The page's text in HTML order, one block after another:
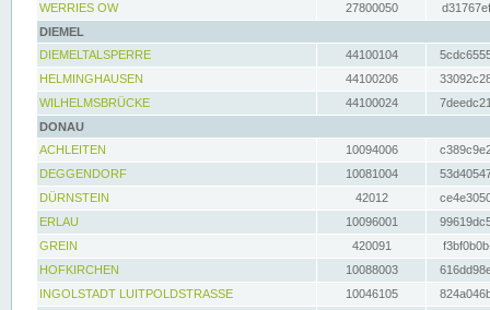
WERRIES OW
27800050
DIEMEL
DIEMELTALSPERRE
44100104
HELMINGHAUSEN
44100206
WILHELMSBRÜCKE
44100024
DONAU
ACHLEITEN
10094006
DEGGENDORF
10081004
DÜRNSTEIN
42012
ERLAU
10096001
GREIN
420091
HOFKIRCHEN
10088003
INGOLSTADT LUITPOLDSTRASSE
10046105